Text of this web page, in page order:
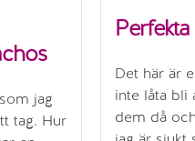
jag
tag. Hur
Det här är
inte låta bli
dem då